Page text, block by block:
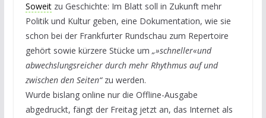
Soweitzu Geschichte: Im Blatt soll in Zukunft mehr
Politik und Kultur geben, eine Dokumentation, wie sie
schon bei der Frankfurter Rundschau zum Repertoire
gehört sowie kürzere Stücke um „»schneller«und
abwechslungsreicher durch mehr Rhythmus auf und
zwischen den Seiten“zu werden.
Wurde bislang online nur die Offline-Ausgabe
abgedruckt, fängt der Freitag jetzt an, das Internet als